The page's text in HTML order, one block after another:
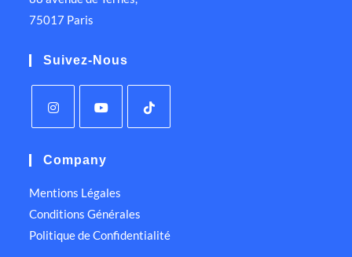
75017 Paris
Suivez-Nous
Company
Mentions Légales
Conditions Générales
Politique de Confidentialité